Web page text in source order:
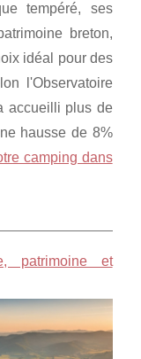
tempéré, ses
breton,
idéal pour des
l'Observatoire
accueilli plus de
hausse de 8%
camping dans
patrimoine et